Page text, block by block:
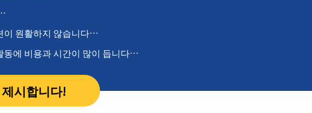
이 원활하지 않습니다…
동에 비용과 시간이 많이 듭니다…
시합니다!